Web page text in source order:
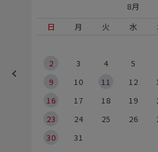
8月
日
月 火 水
2
3 4 5
9
10 11 12
16
17 18 19
23
24 25 26
30
31